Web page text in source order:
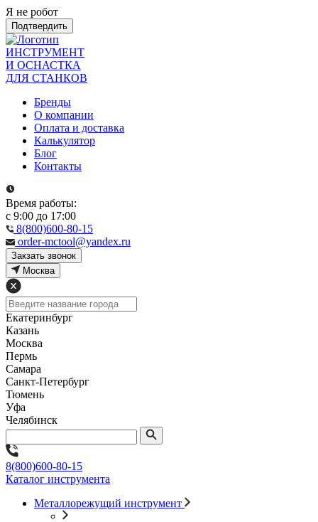
Я не робот
Подтвердить
ИНСТРУМЕНТ
И ОСНАСТКА
ДЛЯ СТАНКОВ
Бренды
О компании
Оплата и доставка
Калькулятор
Блог
Контакты
Время работы:
с 9:00 до 17:00
8(800)600-80-15
order-mctool@yandex.ru
Закзать звонок
Москва
Екатеринбург
Казань
Москва
Пермь
Самара
Санкт-Петербург
Тюмень
Уфа
Челябинск
8(800)600-80-15
Каталог инструмента
Металлорежущий инструмент